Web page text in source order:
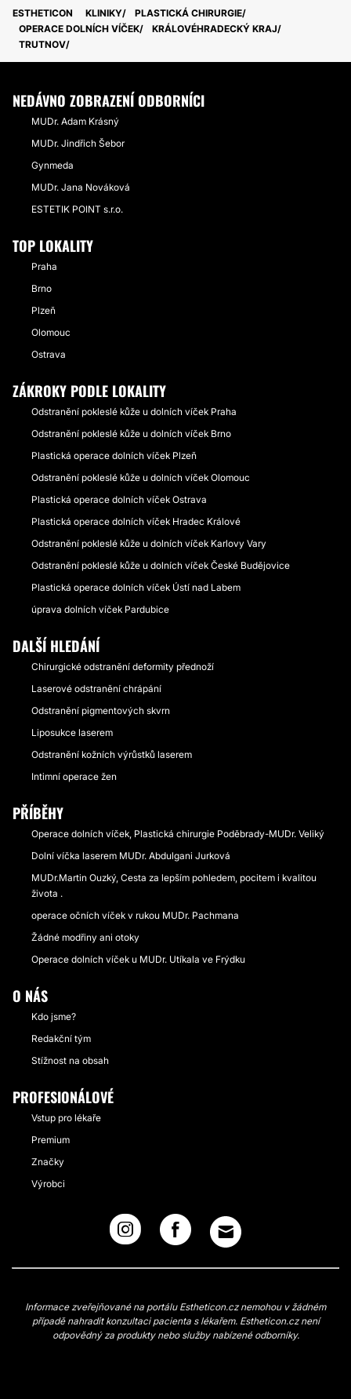
ESTHETICON KLINIKY
PLASTICKÁ CHIRURGIE
OPERACE DOLNÍCH VÍČEK
KRÁLOVÉHRADECKÝ KRAJ
TRUTNOV
NEDÁVNO ZOBRAZENÍ ODBORNÍCI
MUDr. Adam Krásný
MUDr. Jindřich Šebor
Gynmeda
MUDr. Jana Nováková
ESTETIK POINT s.r.o.
TOP LOKALITY
Praha
Brno
Plzeň
Olomouc
Ostrava
ZÁKROKY PODLE LOKALITY
Odstranění pokleslé kůže u dolních víček Praha
Odstranění pokleslé kůže u dolních víček Brno
Plastická operace dolních víček Plzeň
Odstranění pokleslé kůže u dolních víček Olomouc
Plastická operace dolních víček Ostrava
Plastická operace dolních víček Hradec Králové
Odstranění pokleslé kůže u dolních víček Karlovy Vary
Odstranění pokleslé kůže u dolních víček České Budějovice
Plastická operace dolních víček Ústí nad Labem
úprava dolních víček Pardubice
DALŠÍ HLEDÁNÍ
Chirurgické odstranění deformity přednoží
Laserové odstranění chrápání
Odstranění pigmentových skvrn
Liposukce laserem
Odstranění kožních výrůstků laserem
Intimní operace žen
PŘÍBĚHY
Operace dolních víček, Plastická chirurgie Poděbrady-MUDr. Veliký
Dolní víčka laserem MUDr. Abdulgani Jurková
MUDr.Martin Ouzký, Cesta za lepším pohledem, pocitem i kvalitou
života .
operace očních víček v rukou MUDr. Pachmana
Žádné modřiny ani otoky
Operace dolních víček u MUDr. Utíkala ve Frýdku
O NÁS
Kdo jsme?
Redakční tým
Stížnost na obsah
PROFESIONÁLOVÉ
Vstup pro lékaře
Premium
Značky
Výrobci
Informace zveřejňované na portálu Estheticon.cz nemohou v žádném
případě nahradit konzultaci pacienta s lékařem. Estheticon.cz není
odpovědný za produkty nebo služby nabízené odborníky.